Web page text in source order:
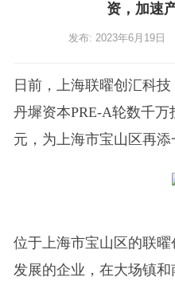
资，加速
发布: 2023年6月19日
日前，上海联曜创汇科
丹墀资本PRE-A轮数千
元，为上海市宝山区再添
位于上海市宝山区的联
发展的企业，在大场镇